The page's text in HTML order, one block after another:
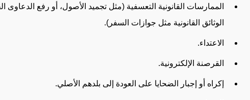
الممارسات القانونية التعسفية (مثل تجميد الأصول، أو رفع الدعاوى
الوثائق القانونية مثل جوازات السفر).
الاعتداء.
القرصنة الإلكترونية.
إكراه أو إجبار الضحايا على العودة إلى بلدهم الأصلي.